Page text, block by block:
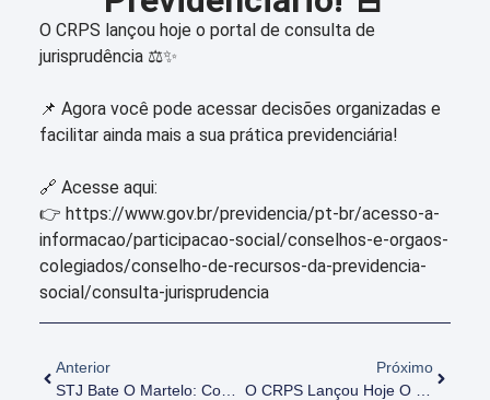
O CRPS lançou hoje o portal de consulta de
jurisprudência ⚖️✨
📌 Agora você pode acessar decisões organizadas e
facilitar ainda mais a sua prática previdenciária!
🔗 Acesse aqui:
👉 https://www.gov.br/previdencia/pt-br/acesso-a-
informacao/participacao-social/conselhos-e-orgaos-
colegiados/conselho-de-recursos-da-previdencia-
social/consulta-jurisprudencia
Anterior
STJ Bate O Martelo: Contribuinte Individual Tem Direito A Contagem De Tempo Especial!
Próximo